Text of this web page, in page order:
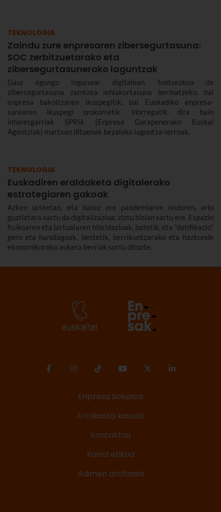
TEKNOLOGIA
Zaindu zure enpresaren zibersegurtasuna:
SOC zerbitzuetarako eta
zibersegurtasunerako laguntzak
Gaur egungo ingurune digitalean, funtsezkoa da
zibersegurtasuna zaintzea lehiakortasuna bermatzeko, bai
enpresa bakoitzaren ikuspegitik, bai Euskadiko enpresa-
sarearen ikuspegi orokorretik. Horregatik dira hain
interesgarriak SPRIk (Enpresa Garapenerako Euskal
Agentziak) martxan dituenak bezalako laguntza-lerroak.
TEKNOLOGIA
Euskadiren eraldaketa digitalerako
estrategiaren gakoak
Azken urteetan, eta batez ere pandemiaren ondoren, arlo
guztietara sartu da digitalizazioa; ziztu bizian sartu ere. Espazio
fisikoaren eta birtualaren hibridazioak, batetik, eta "datifikazio"
gero eta handiagoak, bestetik, berrikuntzarako eta hazkunde
ekonomikorako aukera berriak sortu dituzte.
Enpresa Soluzioa
Arrakasta kasuak
Kontaktua
Kanal etikoa
Adimen artifiziala